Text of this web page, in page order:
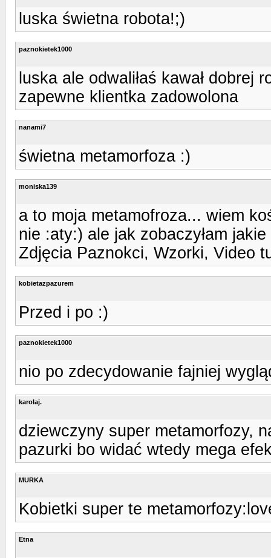
luska świetna robota!;)
paznokietek1000
luska ale odwaliłaś kawał dobrej
zapewne klientka zadowolona
nanami7
świetna metamorfoza :)
moniska139
a to moja metamofroza... wiem
nie :aty:) ale jak zobaczyłam
Zdjęcia Paznokci, Wzorki, Video
kobietazpazurem
Przed i po :)
paznokietek1000
nio po zdecydowanie fajniej
karolaj.
dziewczyny super metamorfozy,
pazurki bo widać wtedy mega
MURKA
Kobietki super te
Etna